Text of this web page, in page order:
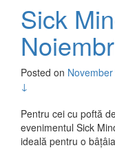
Sick
Posted on
↓
Pentru cei cu poftă
evenimentul Sick
ideală pentru o